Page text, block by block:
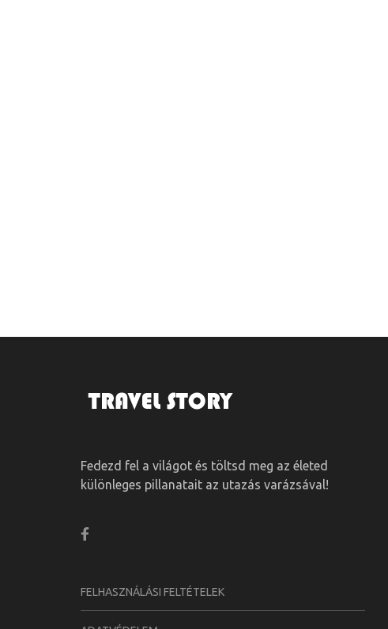
Fedezd fel a világot és töltsd meg az életed
különleges pillanatait az utazás varázsával!
FELHASZNÁLÁSI FELTÉTELEK